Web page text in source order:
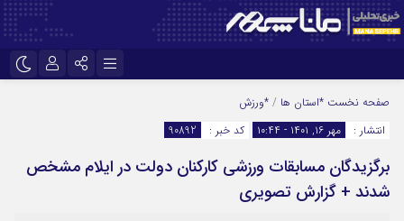
اینستاگرام
سروش
آپارات
نام کاربری یا نشانی ایمیل
رمز عبور
صفحه نخست *استان ها / *ورزش
انتشار :
مهر ۱۶, ۱۴۰۱ - ۱۰:۴۴ کد خبر : 90892
برگزیدگان مسابقات ورزشی کارکنان‌ دولت در ایلام‌ مشخص
شدند + گزارش تصویری